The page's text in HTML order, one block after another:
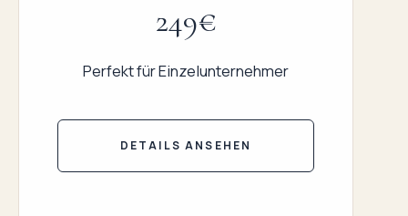
249€
Perfekt für Einzelunternehmer
DETAILS ANSEHEN